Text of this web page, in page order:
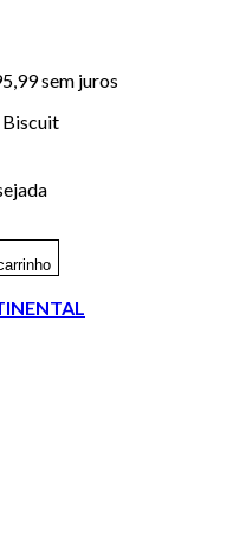
sem juros
Biscuit